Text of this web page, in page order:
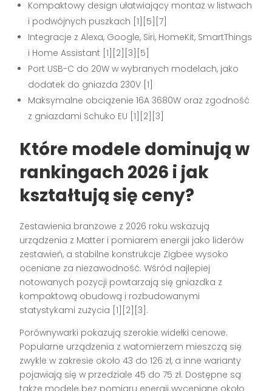
Kompaktowy design ułatwiający montaż w listwach
i podwójnych puszkach [1][5][7]
Integracje z Alexa, Google, Siri, HomeKit, SmartThings
i Home Assistant [1][2][3][5]
Port USB-C do 20W w wybranych modelach, jako
dodatek do gniazda 230V [1]
Maksymalne obciążenie 16A 3680W oraz zgodność
z gniazdami Schuko EU [1][2][3]
Które modele dominują w
rankingach 2026 i jak
kształtują się ceny?
Zestawienia branżowe z 2026 roku wskazują
urządzenia z Matter i pomiarem energii jako liderów
zestawień, a stabilne konstrukcje Zigbee wysoko
oceniane za niezawodność. Wśród najlepiej
notowanych pozycji powtarzają się gniazdka z
kompaktową obudową i rozbudowanymi
statystykami zużycia [1][2][3].
Porównywarki pokazują szerokie widełki cenowe.
Popularne urządzenia z watomierzem mieszczą się
zwykle w zakresie około 43 do 126 zł, a inne warianty
pojawiają się w przedziale 45 do 75 zł. Dostępne są
także modele bez pomiaru energii wyceniane około